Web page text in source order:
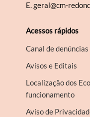
E.geral@cm-
Acessos rápidos
Canal de denúncias
Avisos e Editais
Localização dos
funcionamento
Aviso de